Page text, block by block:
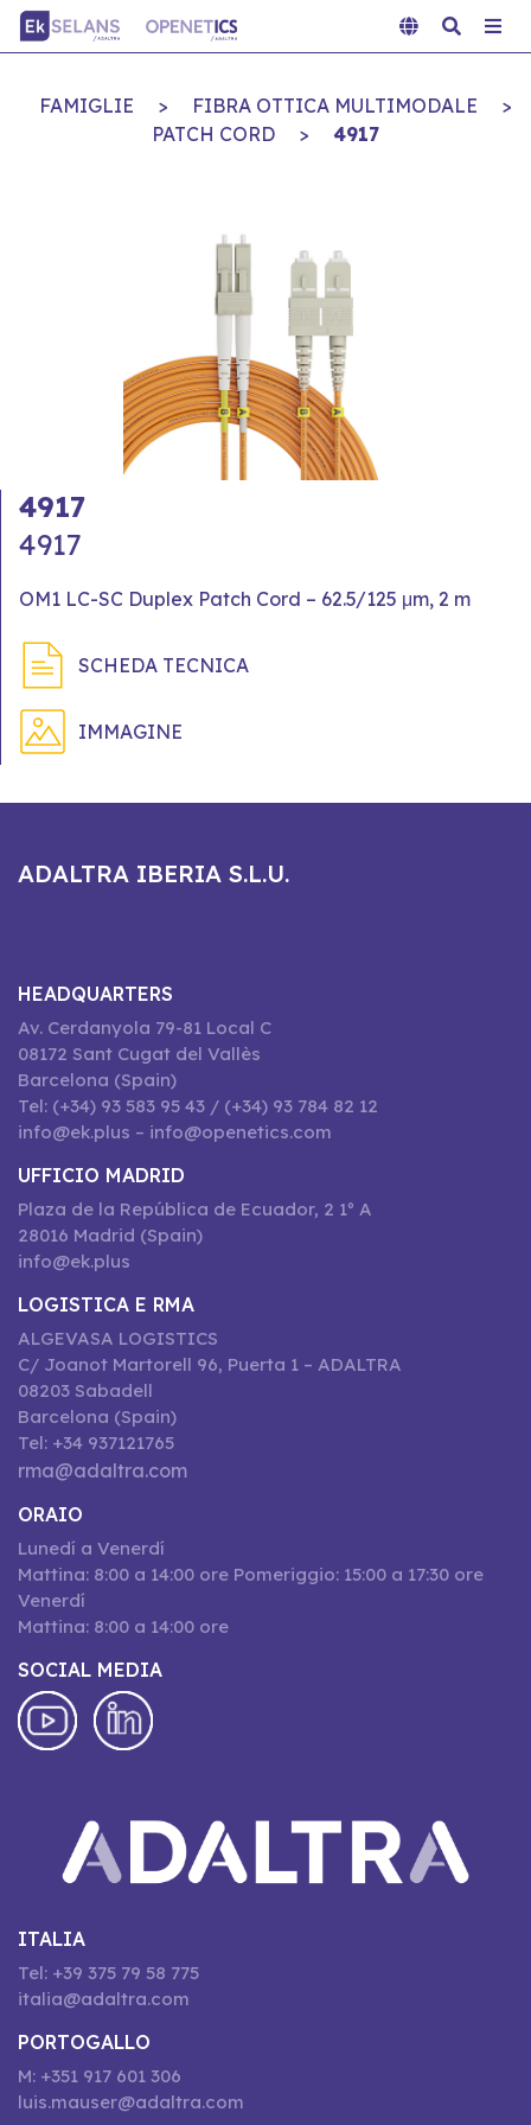
FAMIGLIE > FIBRA OTTICA MULTIMODALE
>
PATCH CORD
> 4917
4917
4917
OM1 LC-SC Duplex Patch Cord – 62.5/125 μm, 2 m
SCHEDA TECNICA
IMMAGINE
ADALTRA IBERIA S.L.U.
HEADQUARTERS
Av. Cerdanyola 79-81 Local C
08172 Sant Cugat del Vallès
Barcelona (Spain)
Tel: (+34) 93 583 95 43 / (+34) 93 784 82 12
info@ek.plus – info@openetics.com
UFFICIO MADRID
Plaza de la República de Ecuador, 2 1º A
28016 Madrid (Spain)
info@ek.plus
LOGISTICA E RMA
ALGEVASA LOGISTICS
C/ Joanot Martorell 96, Puerta 1 – ADALTRA
08203 Sabadell
Barcelona (Spain)
Tel: +34 937121765
rma@adaltra.com
ORAIO
Lunedí a Venerdí
Mattina: 8:00 a 14:00 ore Pomeriggio: 15:00 a 17:30 ore
Venerdí
Mattina: 8:00 a 14:00 ore
SOCIAL MEDIA
ITALIA
Tel: +39 375 79 58 775
italia@adaltra.com
PORTOGALLO
M: +351 917 601 306
luis.mauser@adaltra.com